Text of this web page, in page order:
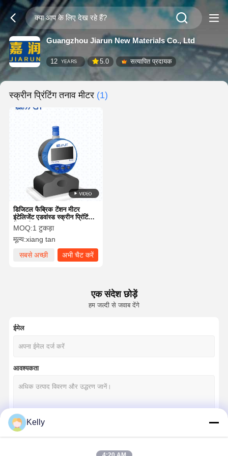
Guangzhou Jiarun New Materials Co., Ltd
12 YEARS 5.0 सत्यापित प्रदायक
स्क्रीन प्रिंटिंग तनाव मीटर (1)
डिजिटल फैब्रिक टेंशन मीटर
इंटेलिजेंट एडवांस्ड स्क्रीन प्रिंटिंग
टेंशन मीटर
MOQ:1 टुकड़ा
मूल्य:xiang tan
सबसे अच्छी
अभी चैट करें
एक संदेश छोड़ें
हम जल्दी से जवाब देंगे
ईमेल
आवश्यकता
Kelly